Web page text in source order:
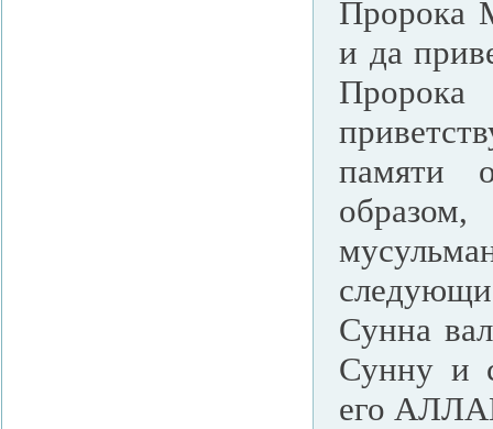
Пророка
и да
памяти
Сунна
Сунну и
его